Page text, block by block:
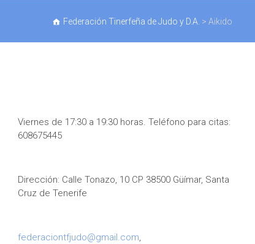
Federación Tinerfeña de Judo y D.A. > Aikido
Viernes de 17:30 a 19:30 horas. Teléfono para citas:
608675445
Dirección: Calle Tonazo, 10 CP 38500 Güímar, Santa
Cruz de Tenerife
federaciontfjudo@gmail.com,